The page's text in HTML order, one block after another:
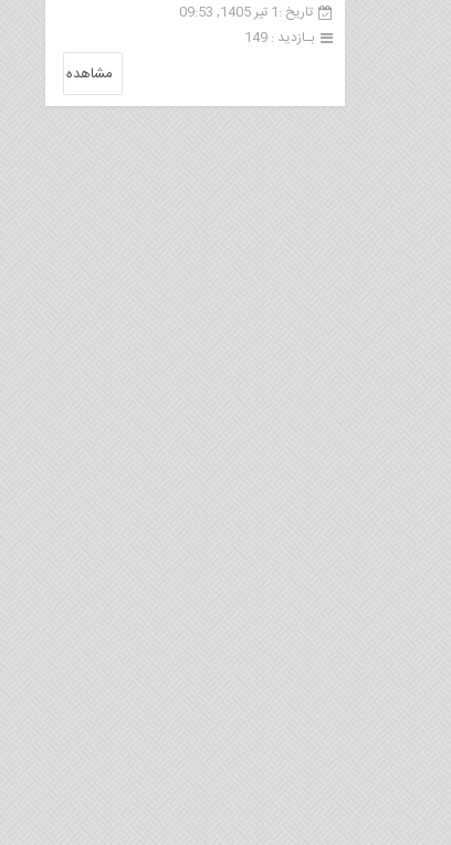
ایتالیایی | مشاور برند
تاریخ :1 تیر 1405, 09:53
بـازدید : 149
مشاهده